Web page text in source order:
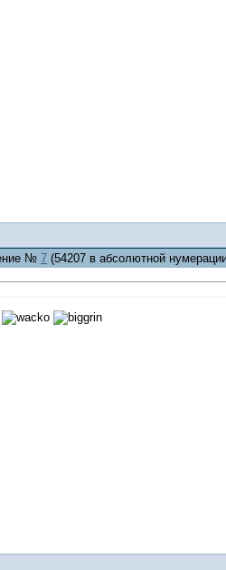
№ 7 (54207 в абсолютной